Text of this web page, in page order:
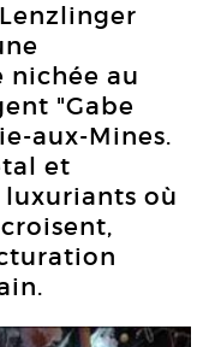
au
"Gabe
aux-Mines.
et
où